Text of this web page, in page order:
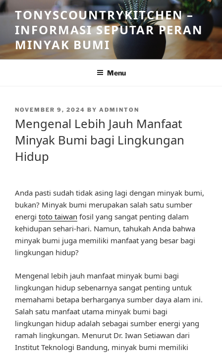
Skip
to
content
TONYSCOUNTRYKITCHEN –
INFORMASI SEPUTAR PERAN
MINYAK BUMI
Menu
POSTED
NOVEMBER 9, 2024 BY ADMINTON
Mengenal Lebih Jauh Manfaat
Minyak Bumi bagi Lingkungan
Hidup
Anda pasti sudah tidak asing lagi dengan minyak bumi,
bukan? Minyak bumi merupakan salah satu sumber
energi toto taiwan fosil yang sangat penting dalam
kehidupan sehari-hari. Namun, tahukah Anda bahwa
minyak bumi juga memiliki manfaat yang besar bagi
lingkungan hidup?
Mengenal lebih jauh manfaat minyak bumi bagi
lingkungan hidup sebenarnya sangat penting untuk
memahami betapa berharganya sumber daya alam ini.
Salah satu manfaat utama minyak bumi bagi
lingkungan hidup adalah sebagai sumber energi yang
ramah lingkungan. Menurut Dr. Iwan Setiawan dari
Institut Teknologi Bandung, minyak bumi memiliki